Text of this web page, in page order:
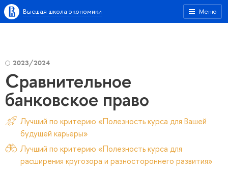
Меню
Высшая школа экономики
2023/2024
Сравнительное
банковское право
Лучший по критерию «Полезность курса для Вашей
будущей карьеры»
Лучший по критерию «Полезность курса для
расширения кругозора и разностороннего развития»